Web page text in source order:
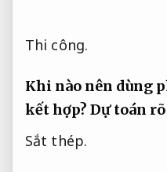
Thi công.
Khi nào nên dùng
kết hợp? Dự toán
Sắt thép.